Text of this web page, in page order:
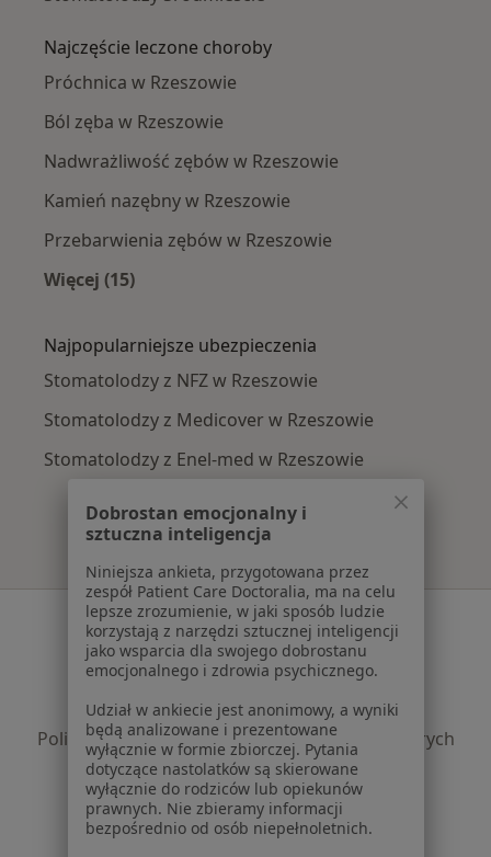
Najczęście leczone choroby
Próchnica w Rzeszowie
Ból zęba w Rzeszowie
Nadwrażliwość zębów w Rzeszowie
Kamień nazębny w Rzeszowie
Przebarwienia zębów w Rzeszowie
Więcej (15)
Najpopularniejsze ubezpieczenia
Stomatolodzy z NFZ w Rzeszowie
Stomatolodzy z Medicover w Rzeszowie
Stomatolodzy z Enel-med w Rzeszowie
Serwis
Regulamin
Polityka prywatności pacjentów
Polityka prywatności profesjonalistów
Polityka prywatności dla profesjonalistów, których
dane pozyskaliśmy samodzielnie
Polityka cookies
Jak działają wyniki wyszukiwania
Dostępność
Dobrostan emocjonalny i
sztuczna inteligencja
Niniejsza ankieta, przygotowana przez
zespół Patient Care Doctoralia, ma na celu
lepsze zrozumienie, w jaki sposób ludzie
korzystają z narzędzi sztucznej inteligencji
jako wsparcia dla swojego dobrostanu
emocjonalnego i zdrowia psychicznego.
Udział w ankiecie jest anonimowy, a wyniki
będą analizowane i prezentowane
wyłącznie w formie zbiorczej. Pytania
dotyczące nastolatków są skierowane
wyłącznie do rodziców lub opiekunów
prawnych. Nie zbieramy informacji
bezpośrednio od osób niepełnoletnich.